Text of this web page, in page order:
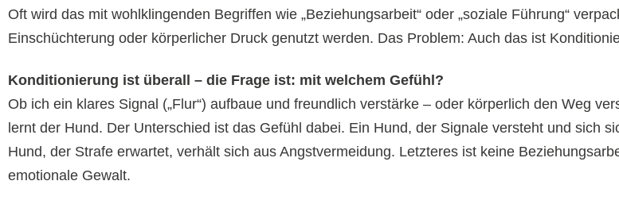
Oft wird das mit wohlklingenden Begriffen wie „Beziehungsarbeit“ oder „soziale Führung“
Einschüchterung oder körperlicher Druck genutzt werden. Das Problem: Auch das ist
Konditionierung ist überall – die Frage ist: mit welchem Gefühl?
Ob ich ein klares Signal („Flur“) aufbaue und freundlich verstärke – oder körperlich den Weg
lernt der Hund. Der Unterschied ist das Gefühl dabei. Ein Hund, der Signale versteht und sich
Hund, der Strafe erwartet, verhält sich aus Angstvermeidung. Letzteres ist keine
emotionale Gewalt.